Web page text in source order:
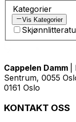
Kategorier
Vis Kategorier
Cappelen Damm
Sentrum, 0055
0161 Oslo
KONTAKT OSS